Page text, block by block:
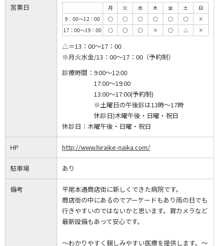
営業日 月 火 水 木 金 土
日
9：00～12：00
◯ ◯ ◯ ◯ ◯ ◯
×
17：00～19：00
◯ ◯ ◯ × ◯ △ ×
△＝13：00～17：00
※月火水金/13：00～17：00（予約制）
診療時間： 9:00～12:00
17:00～19:00
13:00～17:00(予約制)
※土曜日の午後診は13時～17時
休診日)木曜午後・日曜・祝日
休診日： 木曜午後・日曜・祝日
HP http://www.hiraike-naika.com/
駐車場 あり
備考
平尾本通商店街に新しくできた病院です。
商店街の中にあるのでアーケードもあり雨の日でも
行きやすいのではないかと思います。胃カメラなど
最新設備もあって安心です。
～わかりやすく親しみやすい医療を提供します。～